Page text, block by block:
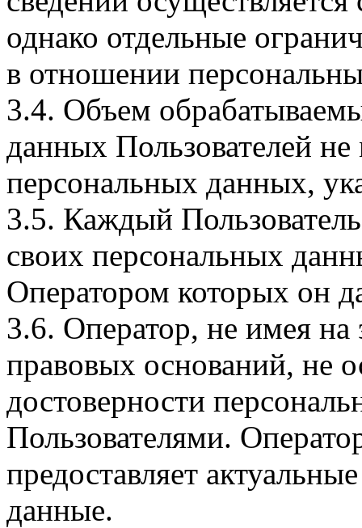
однако отдельные
в отношении
3.4. Объем
данных Пользователей
персональных данных,
3.5. Каждый
своих персональных
Оператором которых он
3.6. Оператор, не имея
правовых оснований, не
достоверности
Пользователями.
предоставляет
данные.